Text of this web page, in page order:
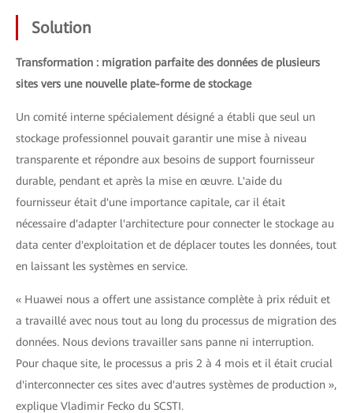
Solution
Transformation : migration parfaite des données de plusieurs
sites vers une nouvelle plate-forme de stockage
Un comité interne spécialement désigné a établi que seul un
stockage professionnel pouvait garantir une mise à niveau
transparente et répondre aux besoins de support fournisseur
durable, pendant et après la mise en œuvre. L'aide du
fournisseur était d'une importance capitale, car il était
nécessaire d'adapter l'architecture pour connecter le stockage au
data center d'exploitation et de déplacer toutes les données, tout
en laissant les systèmes en service.
« Huawei nous a offert une assistance complète à prix réduit et
a travaillé avec nous tout au long du processus de migration des
données. Nous devions travailler sans panne ni interruption.
Pour chaque site, le processus a pris 2 à 4 mois et il était crucial
d'interconnecter ces sites avec d'autres systèmes de production »,
explique Vladimir Fecko du SCSTI.